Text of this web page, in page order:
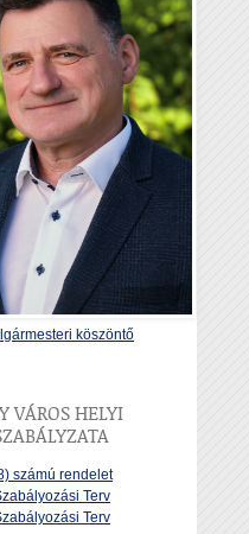
köszöntő
VÁROS HELYI
számú rendelet
Terv
Terv